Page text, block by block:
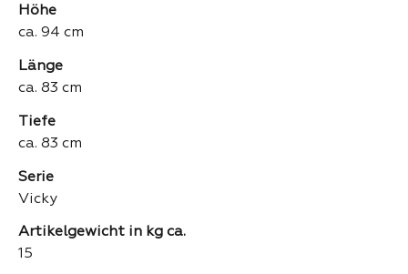
Höhe
ca. 94 cm
Länge
ca. 83 cm
Tiefe
ca. 83 cm
Serie
Vicky
Artikelgewicht in kg ca.
15